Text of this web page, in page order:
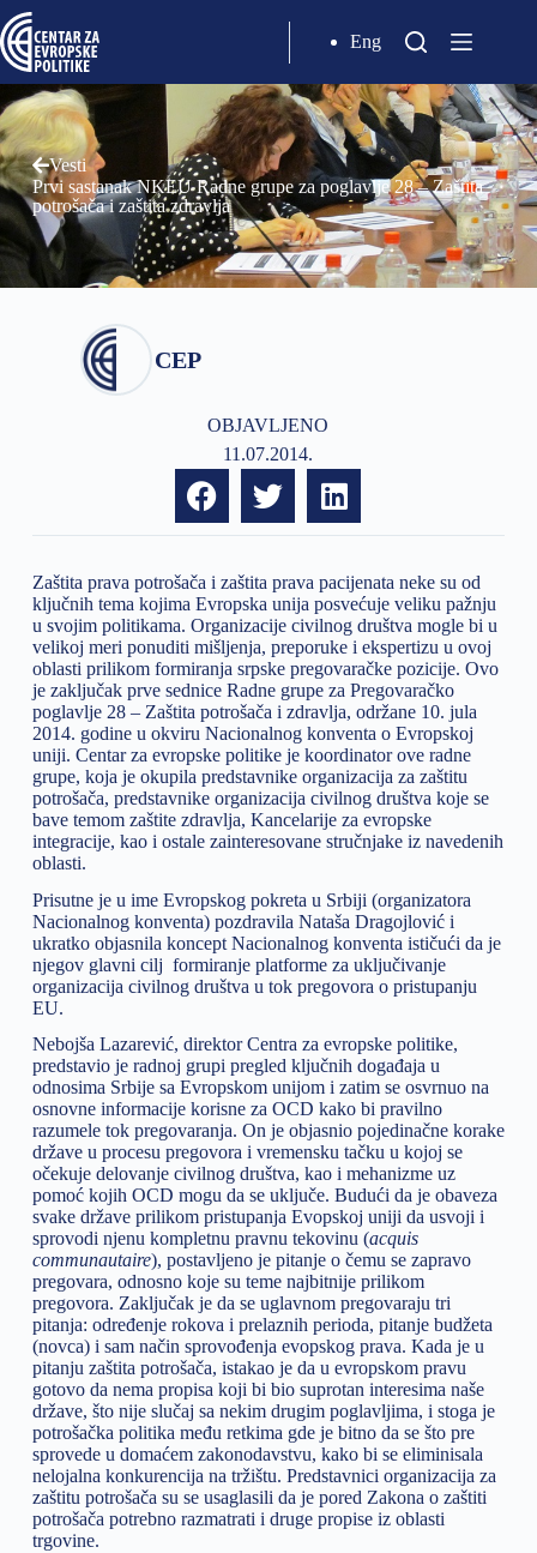
Eng
Vesti
Prvi sastanak NKEU Radne grupe za poglavlje 28 – Zaštita
potrošača i zaštita zdravlja
CEP
OBJAVLJENO
11.07.2014.
Zaštita prava potrošača i zaštita prava pacijenata neke su od
ključnih tema kojima Evropska unija posvećuje veliku pažnju
u svojim politikama. Organizacije civilnog društva mogle bi u
velikoj meri ponuditi mišljenja, preporuke i ekspertizu u ovoj
oblasti prilikom formiranja srpske pregovaračke pozicije. Ovo
je zaključak prve sednice Radne grupe za Pregovaračko
poglavlje 28 – Zaštita potrošača i zdravlja, održane 10. jula
2014. godine u okviru Nacionalnog konventa o Evropskoj
uniji. Centar za evropske politike je koordinator ove radne
grupe, koja je okupila predstavnike organizacija za zaštitu
potrošača, predstavnike organizacija civilnog društva koje se
bave temom zaštite zdravlja, Kancelarije za evropske
integracije, kao i ostale zainteresovane stručnjake iz navedenih
oblasti.
Prisutne je u ime Evropskog pokreta u Srbiji (organizatora
Nacionalnog konventa) pozdravila Nataša Dragojlović i
ukratko objasnila koncept Nacionalnog konventa ističući da je
njegov glavni cilj formiranje platforme za uključivanje
organizacija civilnog društva u tok pregovora o pristupanju
EU.
Nebojša Lazarević, direktor Centra za evropske politike,
predstavio je radnoj grupi pregled ključnih događaja u
odnosima Srbije sa Evropskom unijom i zatim se osvrnuo na
osnovne informacije korisne za OCD kako bi pravilno
razumele tok pregovaranja. On je objasnio pojedinačne korake
države u procesu pregovora i vremensku tačku u kojoj se
očekuje delovanje civilnog društva, kao i mehanizme uz
pomoć kojih OCD mogu da se uključe. Budući da je obaveza
svake države prilikom pristupanja Evopskoj uniji da usvoji i
sprovodi njenu kompletnu pravnu tekovinu (acquis
communautaire), postavljeno je pitanje o čemu se zapravo
pregovara, odnosno koje su teme najbitnije prilikom
pregovora. Zaključak je da se uglavnom pregovaraju tri
pitanja: određenje rokova i prelaznih perioda, pitanje budžeta
(novca) i sam način sprovođenja evopskog prava. Kada je u
pitanju zaštita potrošača, istakao je da u evropskom pravu
gotovo da nema propisa koji bi bio suprotan interesima naše
države, što nije slučaj sa nekim drugim poglavljima, i stoga je
potrošačka politika među retkima gde je bitno da se što pre
sprovede u domaćem zakonodavstvu, kako bi se eliminisala
nelojalna konkurencija na tržištu. Predstavnici organizacija za
zaštitu potrošača su se usaglasili da je pored Zakona o zaštiti
potrošača potrebno razmatrati i druge propise iz oblasti
trgovine.